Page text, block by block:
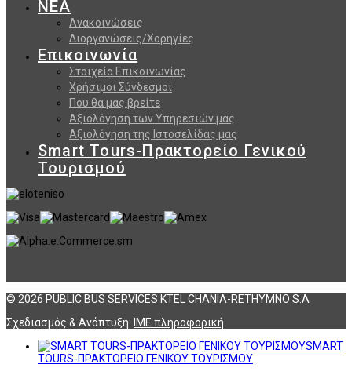
ΝΕΑ
Ανακοινώσεις
Διοργανώσεις/Χορηγίες
Επικοινωνία
Στοιχεία Επικοινωνίας
Χρήσιμοι Σύνδεσμοι
Που θα μας βρείτε
Αξιολόγηση των Υπηρεσιών μας
Αξιολόγηση της Ιστοσελίδας μας
Smart Tours-Πρακτορείο Γενικού
Τουρισμού
© 2026 PUBLIC BUS SERVICES KTEL CHANIA-RETHYMNO S.A
Σχεδιασμός & Ανάπτυξη: ΙΜΕ πληροφορική
SMART
TOURS-ΠΡΑΚΤΟΡΕΙΟ ΓΕΝΙΚΟΥ ΤΟΥΡΙΣΜΟΥ